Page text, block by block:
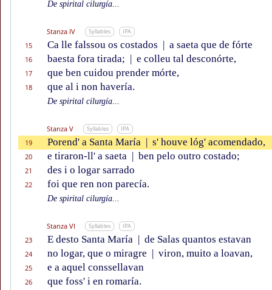
De spirital cilurgía...
Stanza IV Syllables IPA
15 Ca lle falssou os costados | a saeta que de fórte
16 baesta fora tirada; | e colleu tal desconórte,
17 que ben cuidou prender mórte,
18 que al i non havería.
De spirital cilurgía...
Stanza V Syllables IPA
19 Porend' a Santa María | s' houve lóg' acomendado,
20 e tiraron-ll' a saeta | ben pelo outro costado;
21 des i o logar sarrado
22 foi que ren non parecía.
De spirital cilurgía...
Stanza VI Syllables IPA
23 E desto Santa María | de Salas quantos estavan
24 no logar, que o miragre | viron, muito a loavan,
25 e a aquel conssellavan
26 que foss' i en romaría.